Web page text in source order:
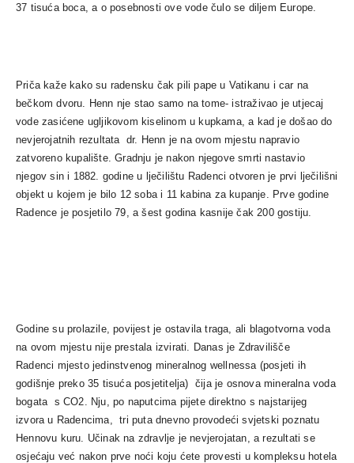
37 tisuća boca, a o posebnosti ove vode čulo se diljem Europe.
Priča kaže kako su radensku čak pili pape u Vatikanu i car na
bečkom dvoru. Henn nje stao samo na tome- istraživao je utjecaj
vode zasićene ugljikovom kiselinom u kupkama, a kad je došao do
nevjerojatnih rezultata dr. Henn je na ovom mjestu napravio
zatvoreno kupalište. Gradnju je nakon njegove smrti nastavio
njegov sin i 1882. godine u lječilištu Radenci otvoren je prvi lječilišni
objekt u kojem je bilo 12 soba i 11 kabina za kupanje. Prve godine
Radence je posjetilo 79, a šest godina kasnije čak 200 gostiju.
Godine su prolazile, povijest je ostavila traga, ali blagotvorna voda
na ovom mjestu nije prestala izvirati. Danas je Zdravilišče
Radenci mjesto jedinstvenog mineralnog wellnessa (posjeti ih
godišnje preko 35 tisuća posjetitelja) čija je osnova mineralna voda
bogata s CO2. Nju, po naputcima pijete direktno s najstarijeg
izvora u Radencima, tri puta dnevno provodeći svjetski poznatu
Hennovu kuru. Učinak na zdravlje je nevjerojatan, a rezultati se
osjećaju već nakon prve noći koju ćete provesti u kompleksu hotela